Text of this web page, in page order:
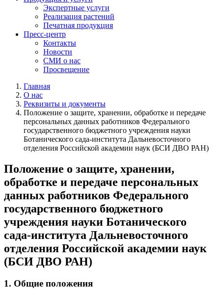
Экспертные услуги
Реализация растений
Печатная продукция
Пресс-центр
Контакты
Новости
СМИ о нас
Просвещение
Главная
О нас
Реквизиты и документы
Положение о защите, хранении, обработке и передаче
персональных данных работников Федерального
государственного бюджетного учреждения науки
Ботанического сада-института Дальневосточного
отделения Российской академии наук (БСИ ДВО РАН)
Положение о защите, хранении,
обработке и передаче персональных
данных работников Федерального
государственного бюджетного
учреждения науки Ботанического
сада-института Дальневосточного
отделения Российской академии наук
(БСИ ДВО РАН)
1. Общие положения